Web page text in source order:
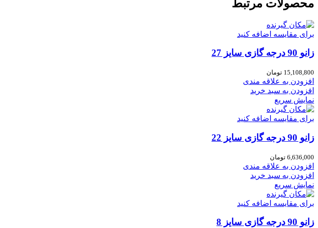
محصولات مرتبط
برای مقایسه اضافه کنید
زانو 90 درجه گازی سایز 27
15,108,800 تومان
افزودن به علاقه مندی
افزودن به سبد خرید
نمایش سریع
برای مقایسه اضافه کنید
زانو 90 درجه گازی سایز 22
6,636,000 تومان
افزودن به علاقه مندی
افزودن به سبد خرید
نمایش سریع
برای مقایسه اضافه کنید
زانو 90 درجه گازی سایز 8